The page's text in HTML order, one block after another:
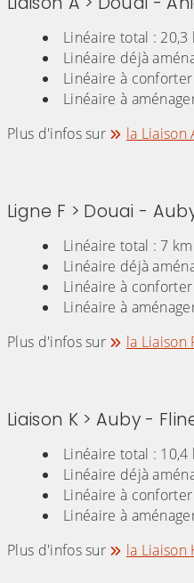
Linéaire total : 20,3
Linéaire déjà
Linéaire à
Linéaire à
Plus d'infos sur
la Liaison
Ligne F > Douai -
Linéaire total : 7 km
Linéaire déjà
Linéaire à
Linéaire à
Plus d'infos sur
la Liaison
Liaison K > Auby -
Linéaire total : 10,4
Linéaire déjà
Linéaire à
Linéaire à
Plus d'infos sur
la Liaison